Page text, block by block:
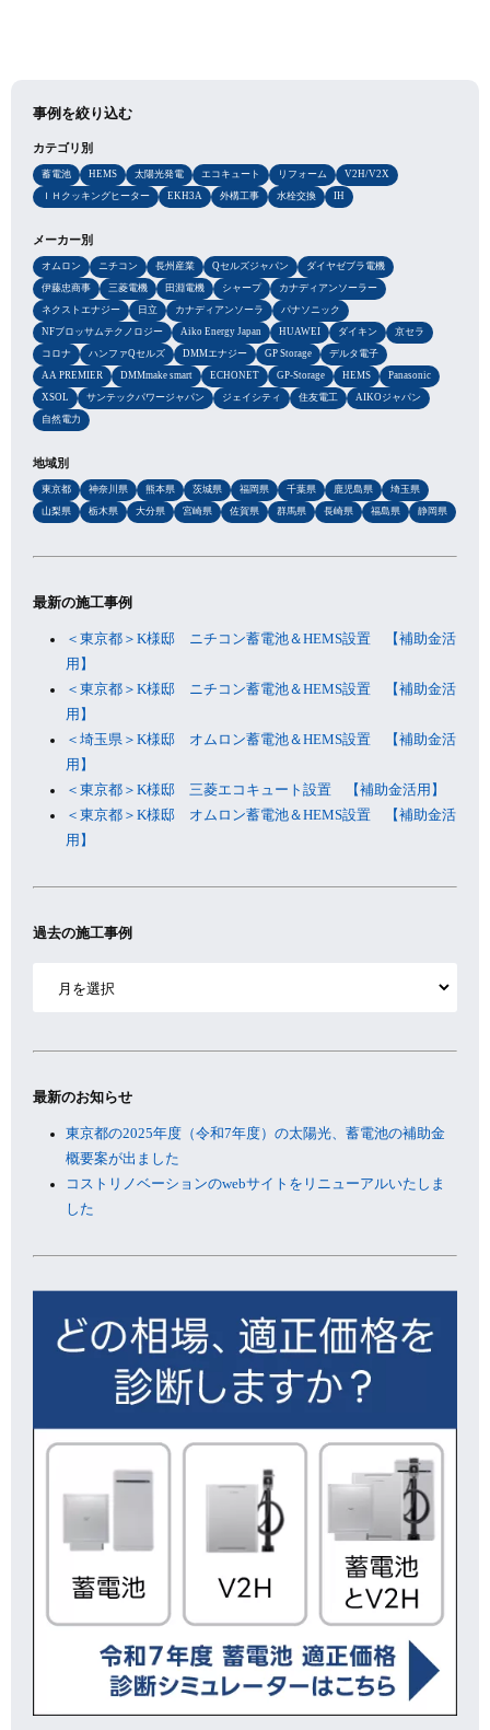
事例を絞り込む
カテゴリ別
蓄電池 HEMS 太陽光発電 エコキュート リフォーム
V2H/V2X
ＩＨクッキングヒーター
EKH3A 外構工事 水栓交換 IH
メーカー別
オムロン ニチコン 長州産業 Qセルズジャパン
ダイヤゼブラ電機
伊藤忠商事
三菱電機 田淵電機 シャープ
カナディアンソーラー
ネクストエナジー
日立 カナディアンソーラ
パナソニック
NFブロッサムテクノロジー
Aiko Energy Japan HUAWEI ダイキン
京セラ
コロナ
ハンファQセルズ DMMエナジー GP Storage
デルタ電子
AA PREMIER
DMMmake smart ECHONET GP-Storage HEMS
Panasonic
XSOL
サンテックパワージャパン ジェイシティ 住友電工
AIKOジャパン
自然電力
地域別
東京都 神奈川県 熊本県 茨城県 福岡県 千葉県 鹿児島県
埼玉県
山梨県
栃木県 大分県 宮崎県 佐賀県 群馬県 長崎県 福島県 静岡県
最新の施工事例
＜東京都＞K様邸 ニチコン蓄電池＆HEMS設置 【補助金活
用】
＜東京都＞K様邸 ニチコン蓄電池＆HEMS設置 【補助金活
用】
＜埼玉県＞K様邸 オムロン蓄電池＆HEMS設置 【補助金活
用】
＜東京都＞K様邸 三菱エコキュート設置 【補助金活用】
＜東京都＞K様邸 オムロン蓄電池＆HEMS設置 【補助金活
用】
過去の施工事例
最新のお知らせ
東京都の2025年度（令和7年度）の太陽光、蓄電池の補助金
概要案が出ました
コストリノベーションのwebサイトをリニューアルいたしま
した